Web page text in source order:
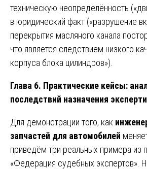
техническую неопределённость
в юридический факт («разрушение
перекрытия масляного канала
что является следствием низкого
корпуса блока цилиндров»).
Глава 6. Практические кейсы:
последствий назначения
Для демонстрации того, как
запчастей для автомобилей
приведём три реальных примера из
«Федерация судебных экспертов».